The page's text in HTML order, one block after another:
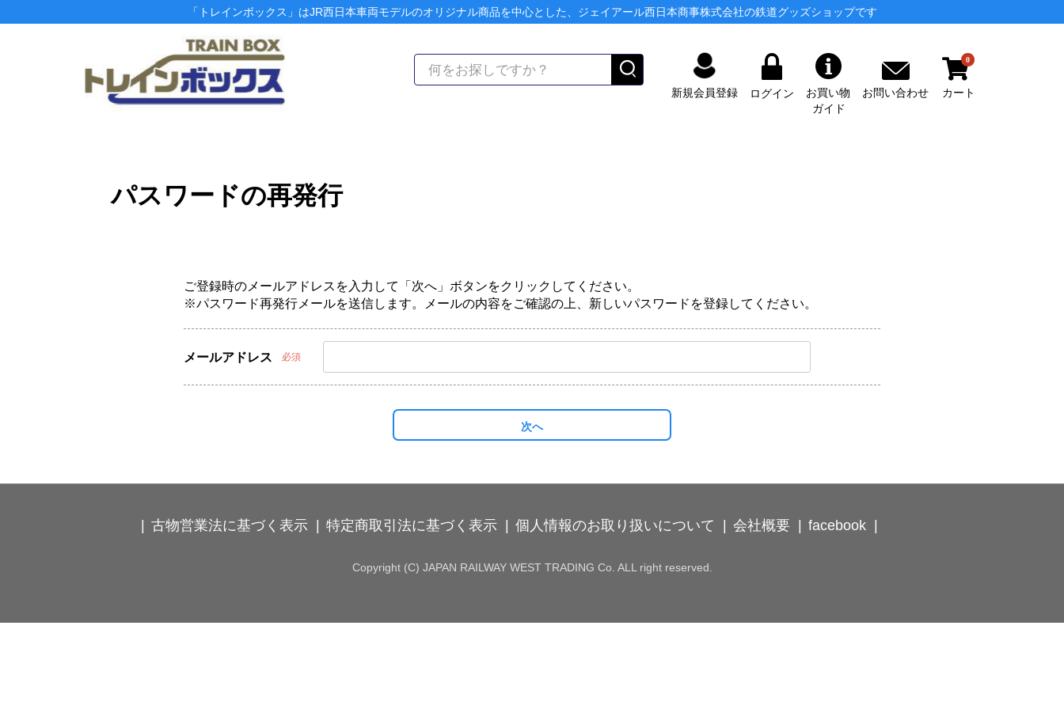
「トレインボックス」はJR西日本車両モデルのオリジナル商品を中心とした、ジェイアール西日本商事株式会社の鉄道グッズショップです
新規会員登録 ログイン
お買い物
ガイド
お問い合わせ
0
カート
パスワードの再発行
ご登録時のメールアドレスを入力して「次へ」ボタンをクリックしてください。
※パスワード再発行メールを送信します。メールの内容をご確認の上、新しいパスワードを登録してください。
メールアドレス 必須
次へ
古物営業法に基づく表示 特定商取引法に基づく表示 個人情報のお取り扱いについて 会社概要 facebook
Copyright (C) JAPAN RAILWAY WEST TRADING Co. ALL right reserved.